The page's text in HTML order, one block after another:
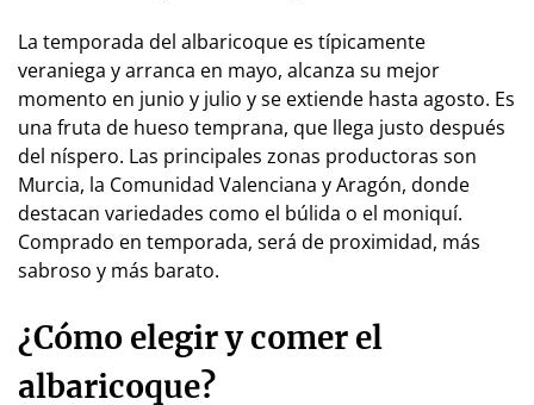
La temporada del albaricoque es típicamente
veraniega y arranca en mayo, alcanza su mejor
momento en junio y julio y se extiende hasta agosto. Es
una fruta de hueso temprana, que llega justo después
del níspero. Las principales zonas productoras son
Murcia, la Comunidad Valenciana y Aragón, donde
destacan variedades como el búlida o el moniquí.
Comprado en temporada, será de proximidad, más
sabroso y más barato.
¿Cómo elegir y comer el
albaricoque?